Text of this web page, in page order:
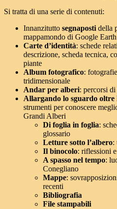
Si tratta di una serie di contenuti:
Innanzitutto segnaposti della
mappamondo di Google Earth
Carte d’identità: schede
descrizione, scheda tecnica,
piante
Album fotografico:
tridimensionale
Andar per alberi: percorsi
Allargando lo sguardo oltre
strumenti per conoscere
Grandi Alberi
Di foglia in foglia:
glossario
Letture sotto l’albero:
Il binocolo: riflessioni
A spasso nel tempo:
Conegliano
Mappe:
recenti
Bibliografia
File stampabili